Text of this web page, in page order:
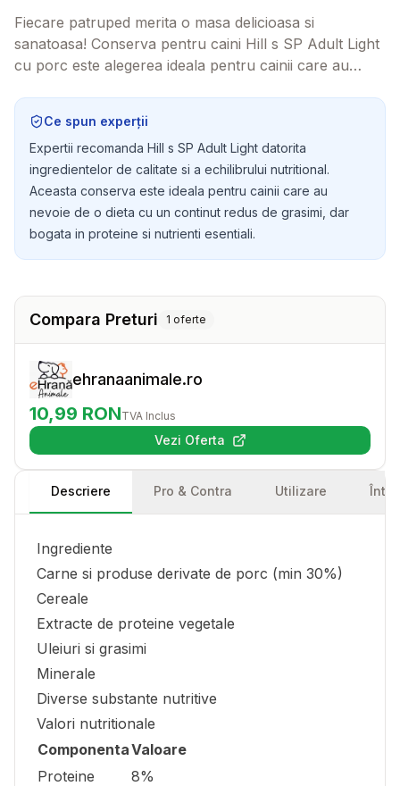
Fiecare patruped merita o masa delicioasa si
sanatoasa! Conserva pentru caini Hill s SP Adult Light
cu porc este alegerea ideala pentru cainii care au
Cainele tau va adora textura fina si gustul delicios!
Ce spun experții
Expertii recomanda Hill s SP Adult Light datorita
ingredientelor de calitate si a echilibrului nutritional.
Aceasta conserva este ideala pentru cainii care au
nevoie de o dieta cu un continut redus de grasimi, dar
bogata in proteine si nutrienti esentiali.
Compara Preturi 1 oferte
ehranaanimale.ro
10,99 RONTVA Inclus
Vezi Oferta(se deschide într-o filă nouă)
Descriere Pro & Contra Utilizare
Ingrediente
Carne si produse derivate de porc (min 30%)
Cereale
Extracte de proteine vegetale
Uleiuri si grasimi
Minerale
Diverse substante nutritive
Valori nutritionale
ComponentaValoare
Proteine
8%